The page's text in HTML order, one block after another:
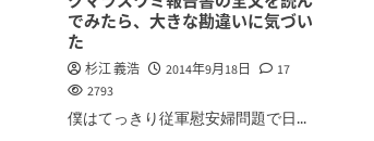
でみたら、大きな勘違いに気づい
た
杉江 義浩 2014年9月18日
17
2793
僕はてっきり従軍慰安婦問題で日...